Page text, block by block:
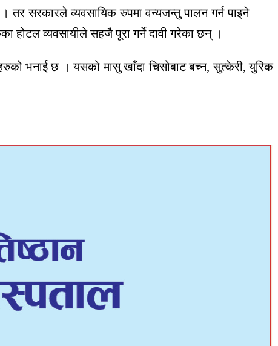
सरकारले व्यवसायिक रुपमा वन्यजन्तु पालन गर्न पाइने
होटल व्यवसायीले सहजै पूरा गर्ने दावी गरेका छन् ।
भनाई छ । यसको मासु खाँदा चिसोबाट बच्न, सुत्केरी, युरिक